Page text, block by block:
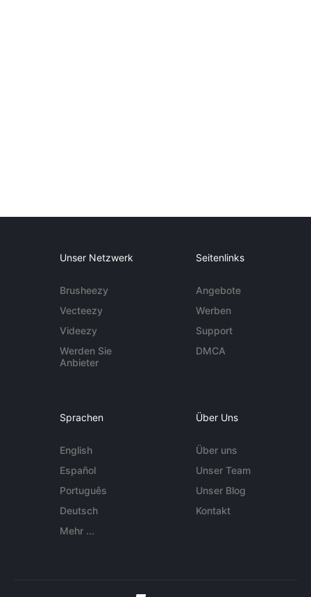
Unser Netzwerk
Brusheezy
Vecteezy
Videezy
Werden Sie
Anbieter
Seitenlinks
Angebote
Werben
Support
DMCA
Sprachen
English
Español
Português
Deutsch
Mehr ...
Über Uns
Über uns
Unser Team
Unser Blog
Kontakt